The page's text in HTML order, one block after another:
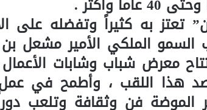
به كثيراً وتفضله على
السمو الملكي الأمير مشعل
هذا اللقب ، وأطمح في
الموضة فن وثقافة وتلعب